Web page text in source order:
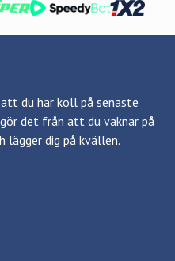
du har koll på senaste
det från att du vaknar på
dig på kvällen.